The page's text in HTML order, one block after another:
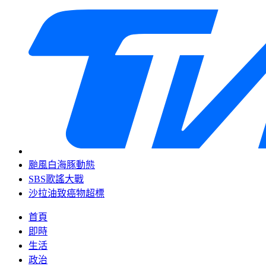
颱風白海豚動態
SBS歌謠大戰
沙拉油致癌物超標
首頁
即時
生活
政治